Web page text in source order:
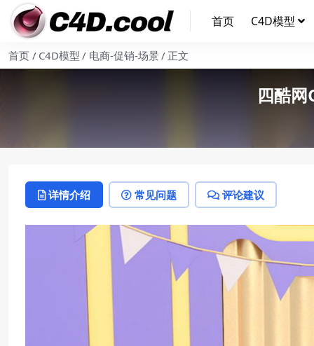
首页 C4D模型
首页 C4D模型 电商-促销-场景 正文
四酷网
详情介绍 常见问题 评论建议